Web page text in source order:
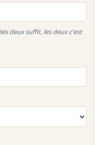
deux suffit, les deux c'est